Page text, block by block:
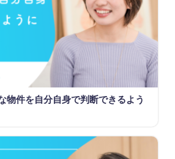
物件を自分自身で判断できるよう